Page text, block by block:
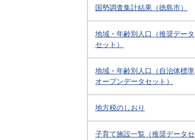
国勢調査集計結果（徳島市）
地域・年齢別人口（推奨データ
セット）
地域・年齢別人口（自治体標準
オープンデータセット）
地方税のしおり
子育て施設一覧（推奨データセ